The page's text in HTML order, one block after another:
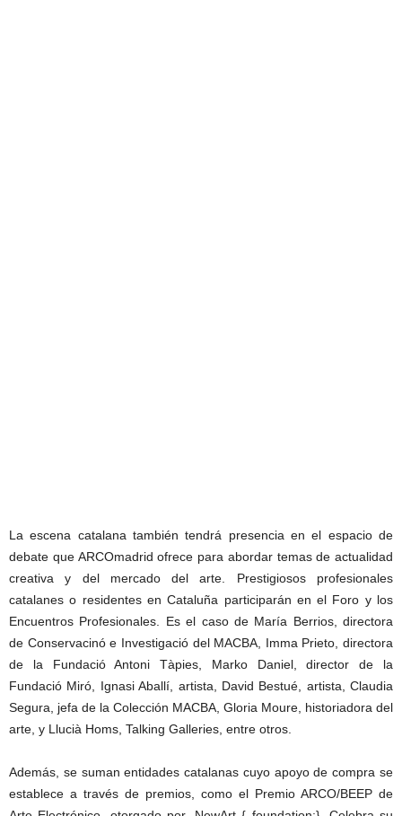
La escena catalana también tendrá presencia en el espacio de
debate que ARCOmadrid ofrece para abordar temas de actualidad
creativa y del mercado del arte. Prestigiosos profesionales
catalanes o residentes en Cataluña participarán en el Foro y los
Encuentros Profesionales. Es el caso de María Berrios, directora
de Conservacinó e Investigació del MACBA, Imma Prieto, directora
de la Fundació Antoni Tàpies, Marko Daniel, director de la
Fundació Miró, Ignasi Aballí, artista, David Bestué, artista, Claudia
Segura, jefa de la Colección MACBA, Gloria Moure, historiadora del
arte, y Llucià Homs, Talking Galleries, entre otros.
Además, se suman entidades catalanas cuyo apoyo de compra se
establece a través de premios, como el Premio ARCO/BEEP de